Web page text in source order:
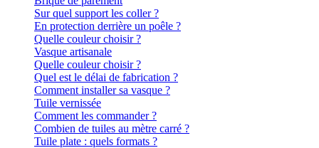
Sur quel support les coller ?
En protection derrière un poêle ?
Quelle couleur choisir ?
Vasque artisanale
Quelle couleur choisir ?
Quel est le délai de fabrication ?
Comment installer sa vasque ?
Tuile vernissée
Comment les commander ?
Combien de tuiles au mètre carré ?
Tuile plate : quels formats ?